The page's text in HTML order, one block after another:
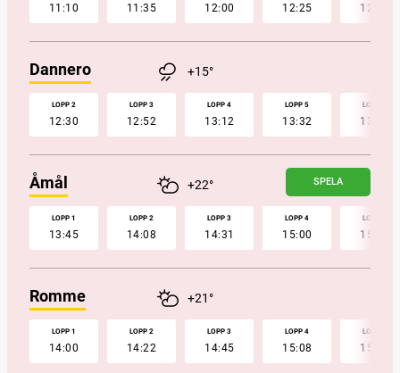
11:10 11:35 12:00 12:25 12:50
Dannero +15°
LOPP 2
12:30
LOPP 3
12:52
LOPP 4
13:12
LOPP 5
13:32
LOPP 6
13:52
Åmål +22° SPELA
LOPP 1
13:45
LOPP 2
14:08
LOPP 3
14:31
LOPP 4
15:00
LOPP 5
15:22
Romme +21°
LOPP 1
14:00
LOPP 2
14:22
LOPP 3
14:45
LOPP 4
15:08
LOPP 5
15:32